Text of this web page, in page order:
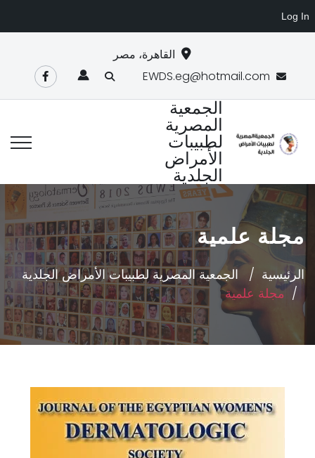
Log In
القاهرة، مصر
EWDS.eg@hotmail.com
الجمعية
المصرية
لطبيبات
الأمراض
الجلدية
مجلة علمية
الرئيسية
الجمعية المصرية لطبيبات الأمراض الجلدية
مجلة علمية